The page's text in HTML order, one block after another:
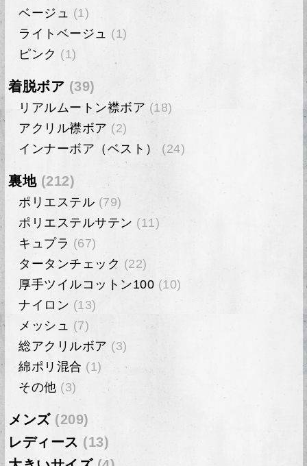
ベージュ (1)
ライトベージュ (1)
ピンク (1)
着脱ボア (39)
リアルムートン襟ボア (18)
アクリル襟ボア (2)
インナーボア（ベスト） (24)
裏地(212)
ポリエステル (79)
ポリエステルサテン (11)
キュプラ (67)
タータンチェック (22)
厚手ツイルコットン100 (10)
ナイロン (13)
メッシュ (7)
総アクリルボア (3)
綿ポリ混合 (1)
その他 (3)
メンズ(209)
レディース (13)